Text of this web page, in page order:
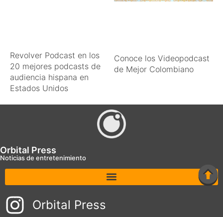
Revolver Podcast en los
20 mejores podcasts de
audiencia hispana en
Estados Unidos
Conoce los Videopodcast
de Mejor Colombiano
Orbital Press
Noticias de entretenimiento
Orbital Press